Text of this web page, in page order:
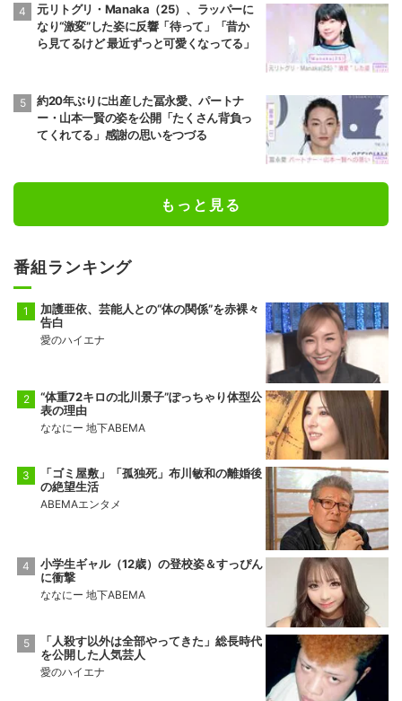
元リトグリ・Manaka（25）、ラッパーに
なり“激変”した姿に反響「待って」「昔か
ら見てるけど 最近ずっと可愛くなってる」
約20年ぶりに出産した冨永愛、パートナ
ー・山本一賢の姿を公開「たくさん背負っ
てくれてる」感謝の思いをつづる
もっと見る
番組ランキング
加護亜依、芸能人との“体の関係”を赤裸々
告白
愛のハイエナ
“体重72キロの北川景子”ぽっちゃり体型公
表の理由
ななにー 地下ABEMA
「ゴミ屋敷」「孤独死」布川敏和の離婚後
の絶望生活
ABEMAエンタメ
小学生ギャル（12歳）の登校姿＆すっぴん
に衝撃
ななにー 地下ABEMA
「人殺す以外は全部やってきた」総長時代
を公開した人気芸人
愛のハイエナ